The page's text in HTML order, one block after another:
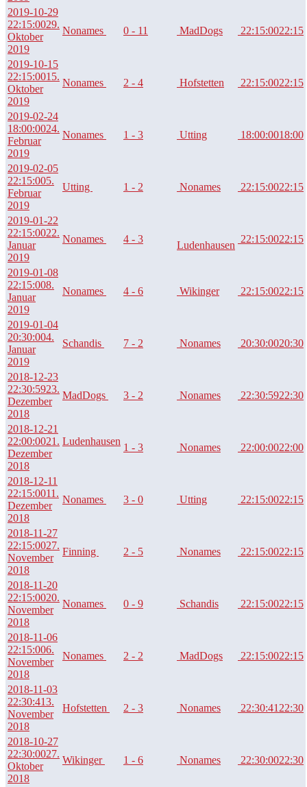
2019-10-29
22:15:0029.
Oktober
2019
Nonames 0 - 11 MadDogs 22:15:0022:15
2019-10-15
22:15:0015.
Oktober
2019
Nonames 2 - 4 Hofstetten 22:15:0022:15
2019-02-24
18:00:0024.
Februar
2019
Nonames 1 - 3 Utting 18:00:0018:00
2019-02-05
22:15:005.
Februar
2019
Utting 1 - 2 Nonames 22:15:0022:15
2019-01-22
22:15:0022.
Januar
2019
Nonames 4 - 3
Ludenhausen
22:15:0022:15
2019-01-08
22:15:008.
Januar
2019
Nonames 4 - 6 Wikinger 22:15:0022:15
2019-01-04
20:30:004.
Januar
2019
Schandis 7 - 2 Nonames 20:30:0020:30
2018-12-23
22:30:5923.
Dezember
2018
MadDogs 3 - 2 Nonames 22:30:5922:30
2018-12-21
22:00:0021.
Dezember
2018
Ludenhausen
1 - 3 Nonames 22:00:0022:00
2018-12-11
22:15:0011.
Dezember
2018
Nonames 3 - 0 Utting 22:15:0022:15
2018-11-27
22:15:0027.
November
2018
Finning 2 - 5 Nonames 22:15:0022:15
2018-11-20
22:15:0020.
November
2018
Nonames 0 - 9 Schandis 22:15:0022:15
2018-11-06
22:15:006.
November
2018
Nonames 2 - 2 MadDogs 22:15:0022:15
2018-11-03
22:30:413.
November
2018
Hofstetten 2 - 3 Nonames 22:30:41 22:30
2018-10-27
22:30:0027.
Oktober
2018
Wikinger 1 - 6 Nonames 22:30:0022:30